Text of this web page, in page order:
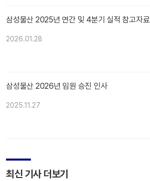
삼성물산 2025년 연간 및 4분기 실적 참고자료
2026.01.28
삼성물산 2026년 임원 승진 인사
2025.11.27
최신 기사 더보기